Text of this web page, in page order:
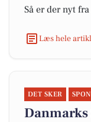
Så er der nyt
Læs hele
DET SKER
Danmarks